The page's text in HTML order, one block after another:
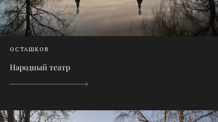
ОСТАШКОВ
Народный театр